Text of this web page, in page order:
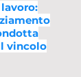
vincolo